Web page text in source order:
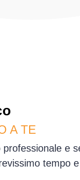
A TE
e
tempo